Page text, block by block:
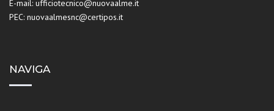
E-mail: ufficiotecnico@nuovaalme.it
PEC: nuovaalmesnc@certipos.it
NAVIGA